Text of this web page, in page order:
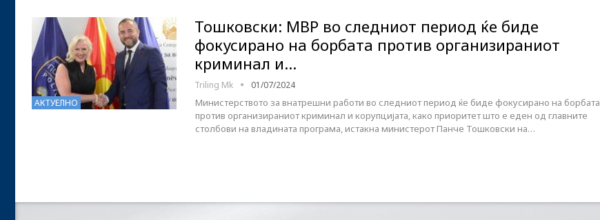
АКТУЕЛНО
Тошковски: МВР во следниот период ќе биде
фокусирано на борбата против организираниот
криминал и…
Triling Mk 01/07/2024
Министерството за внатрешни работи во следниот период ќе биде фокусирано на борбата
против организираниот криминал и корупцијата, како приоритет што е еден од главните
столбови на владината програма, истакна министерот Панче Тошковски на…